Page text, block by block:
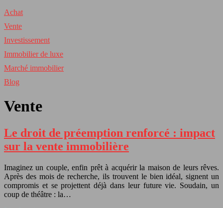
Achat
Vente
Investissement
Immobilier de luxe
Marché immobilier
Blog
Vente
Le droit de préemption renforcé : impact
sur la vente immobilière
Imaginez un couple, enfin prêt à acquérir la maison de leurs rêves.
Après des mois de recherche, ils trouvent le bien idéal, signent un
compromis et se projettent déjà dans leur future vie. Soudain, un
coup de théâtre : la…